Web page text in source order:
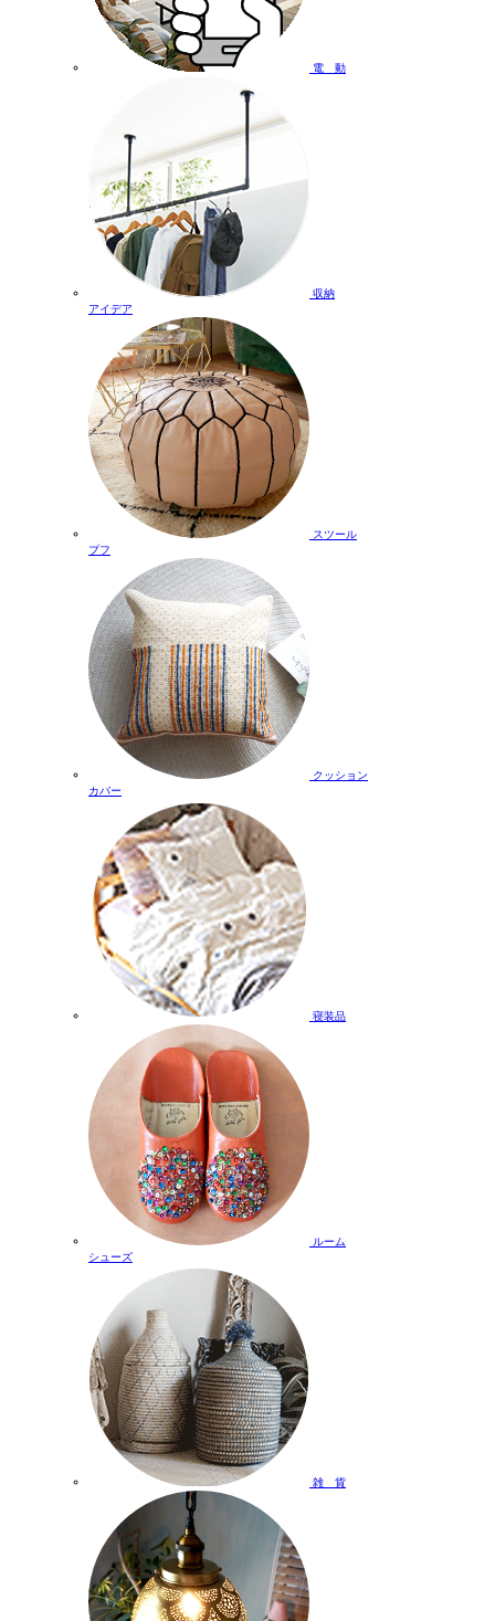
電 動
収納
アイデア
スツール
プフ
クッション
カバー
寝装品
ルーム
シューズ
雑 貨